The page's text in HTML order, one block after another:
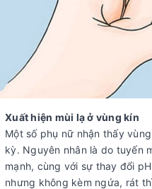
Xuất hiện mùi lạ ở vùng kín
Một số phụ nữ nhận thấy
kỳ. Nguyên nhân là do tuyến
mạnh, cùng với sự thay đổi
nhưng không kèm ngứa, rát